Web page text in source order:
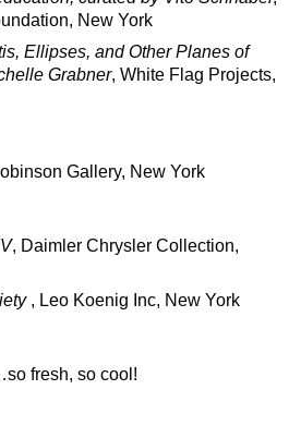
New York
Ellipses, and Other Planes of
Grabner, White Flag Projects,
Gallery, New York
, Daimler Chrysler Collection,
, Leo Koenig Inc, New York
fresh, so cool!